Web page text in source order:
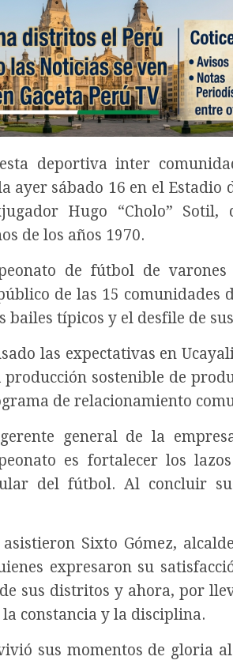
deportiva inter
ayer sábado 16 en el Estadio
Hugo “Cholo”
de los años 1970.
de fútbol de
de las 15 comunidades
bailes típicos y el desfile de
las expectativas en
sostenible de
de relacionamiento
general de la
es fortalecer los
del fútbol. Al concluir
Sixto Gómez,
expresaron su
sus distritos y ahora, por
constancia y la disciplina.
sus momentos de gloria